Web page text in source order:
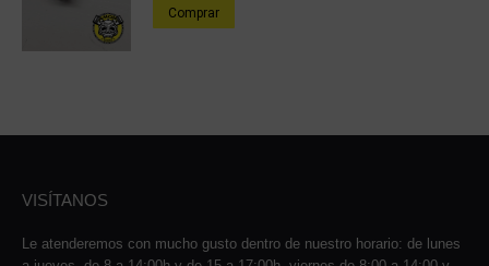
Comprar
VISÍTANOS
Le atenderemos con mucho gusto dentro de nuestro horario: de lunes